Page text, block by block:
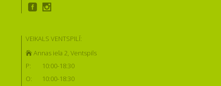
VEIKALS VENTSPILĪ:
Annas iela 2, Ventspils
P:
10:00-18:30
O:
10:00-18:30